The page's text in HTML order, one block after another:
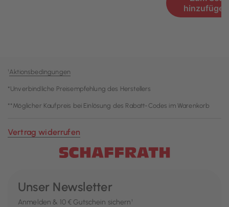
¹Aktionsbedingungen
*Unverbindliche Preisempfehlung des Herstellers
**Möglicher Kaufpreis bei Einlösung des Rabatt-Codes im Warenkorb
Vertrag widerrufen
Unser Newsletter
Anmelden & 10 € Gutschein sichern¹